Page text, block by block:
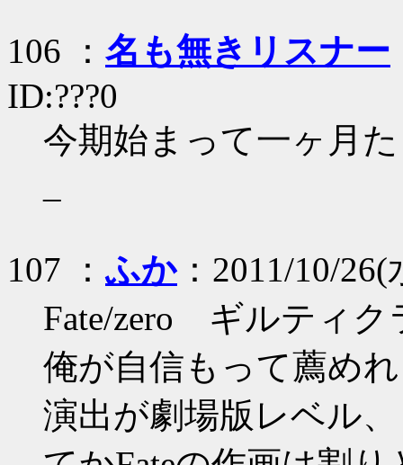
106 ： 名も無きリスナー
ID:???0
今期始まって一ヶ月
107 ：ふか：2011/10/26(
Fate/zero ギルティク
俺が自信もって薦
演出が劇場版レベル、